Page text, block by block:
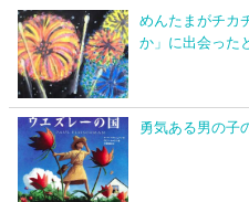
めんたまがチカ
か」に出会った
勇気ある男の子